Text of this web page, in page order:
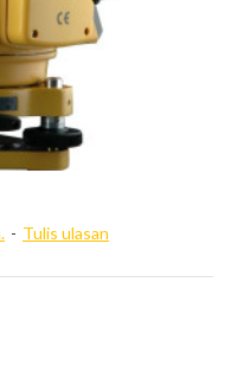
- Tulis ulasan